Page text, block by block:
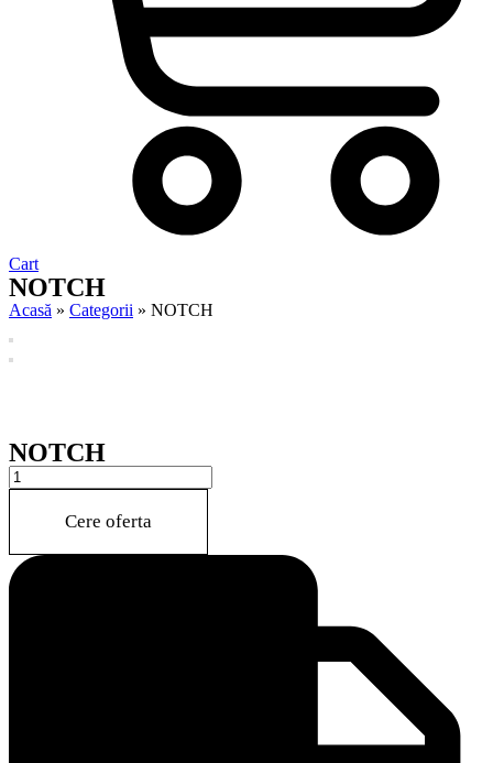
Cart
NOTCH
Acasă » Categorii » NOTCH
NOTCH
NOTCH
quantity
Cere oferta